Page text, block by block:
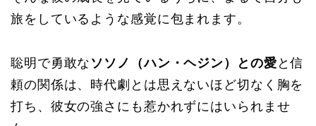
旅をしているような感覚に包まれます。
聡明で勇敢な ソソノ（ハン・ヘジン）との愛 と信
頼の関係は、時代劇とは思えないほど切なく胸を
打ち、彼女の強さにも惹かれずにはいられませ